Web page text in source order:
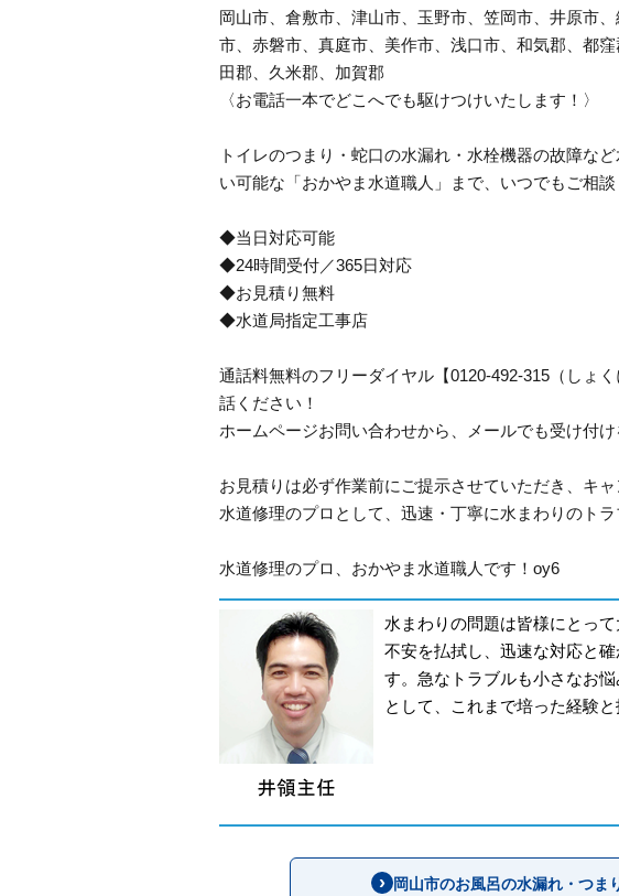
岡山市、倉敷市、津山市、玉野市、笠岡市、井原市
市、赤磐市、真庭市、美作市、浅口市、和気郡、都
田郡、久米郡、加賀郡
〈お電話一本でどこへでも駆けつけいたします！〉
トイレのつまり・蛇口の水漏れ・水栓機器の故障な
い可能な「おかやま水道職人」まで、いつでもご相談
◆当日対応可能
◆24時間受付／365日対応
◆お見積り無料
◆水道局指定工事店
通話料無料のフリーダイヤル【0120-492-315（しょ
話ください！
ホームページお問い合わせから、メールでも受け付け
お見積りは必ず作業前にご提示させていただき、キャ
水道修理のプロとして、迅速・丁寧に水まわりのトラ
水道修理のプロ、おかやま水道職人です！oy6
水まわりの問題は皆様にとっ
不安を払拭し、迅速な対応と
す。急なトラブルも小さなお
として、これまで培った経験
岡山市のお風呂の水漏れ・つま